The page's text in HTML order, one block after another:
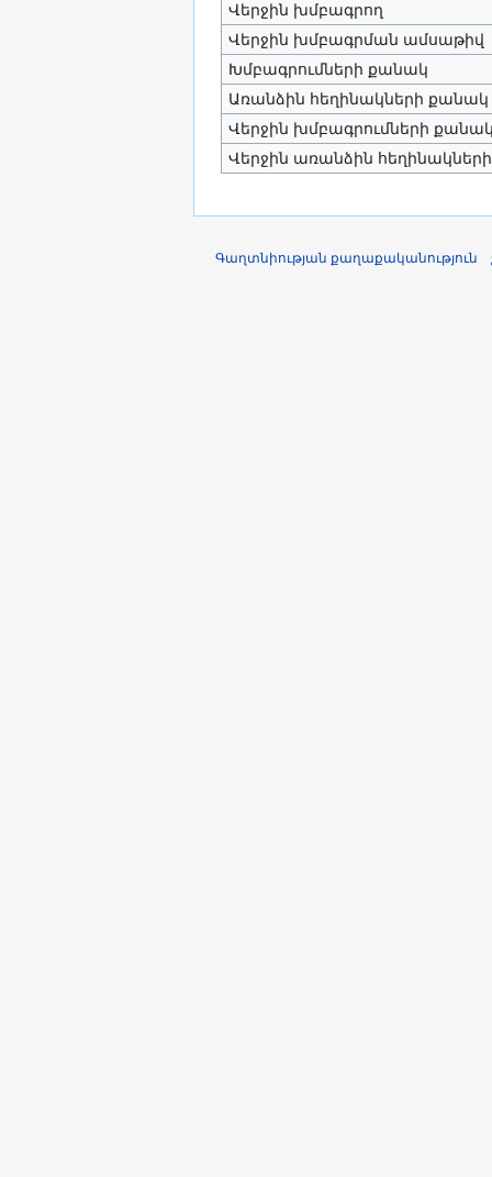
Վերջին խմբագրող
Վերջին խմբագրման ամսաթիվ
Խմբագրումների քանակ
Առանձին հեղինակների քանակ
Վերջին խմբագրումների քանակ
Վերջին առանձին
Գաղտնիության քաղաքականություն